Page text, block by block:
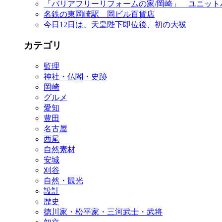
「バリアフリーリフォームの家/岡崎」 ユニット
名鉄の東岡崎駅 岡ビル百貨店
今日12日は、天皇陛下即位後、初の大祓
カテゴリ
監理
神社・仏閣・史跡
岡崎
グルメ
愛知
豊田
名古屋
西尾
自然素材
安城
刈谷
自然・観光
設計
歴史
徳川家・松平家・三河武士・武将